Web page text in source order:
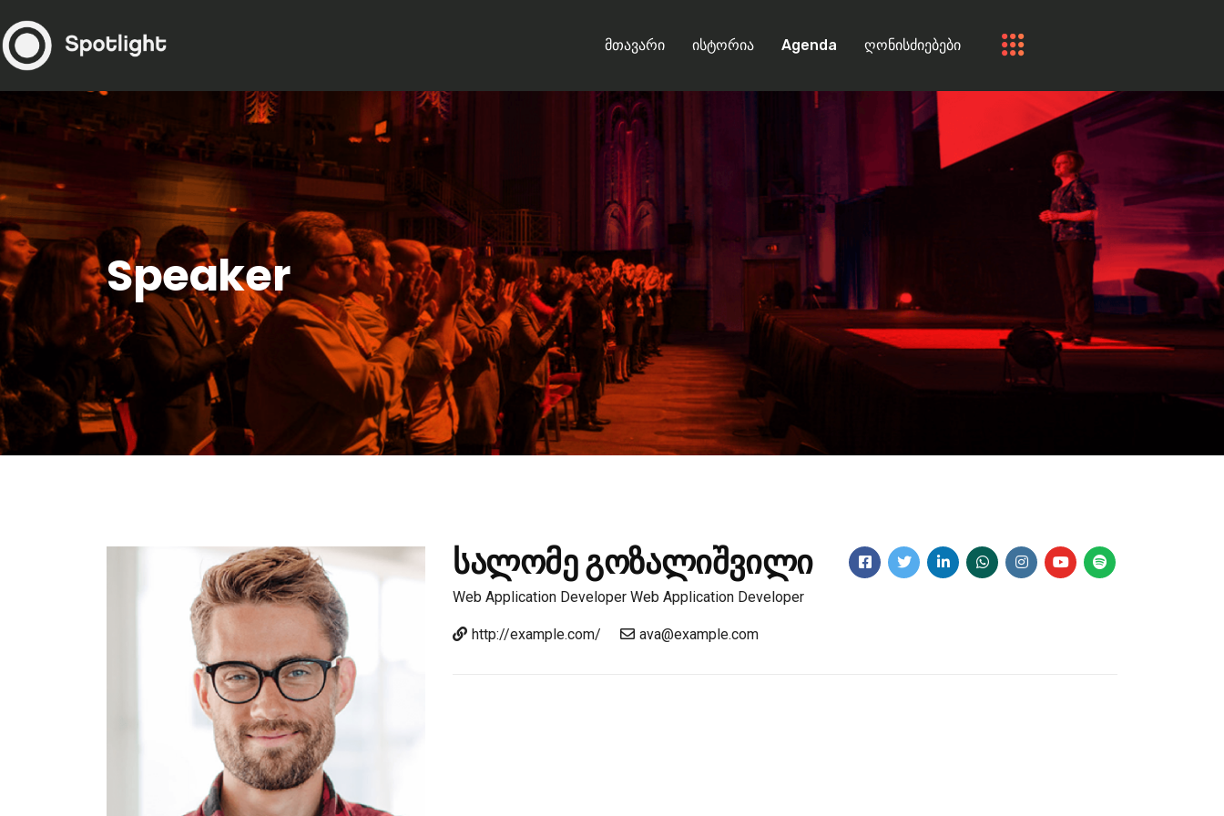
მთავარი ისტორია Agenda ღონისძიებები
Speaker
სალომე გოზალიშვილი
Web Application Developer Web Application Developer
http://example.com/ ava@example.com